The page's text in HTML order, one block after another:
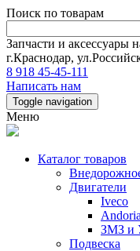
Поиск по товарам
Запчасти и аксессуары
г.Краснодар,
8 918 45-45-111
Написать нам
Toggle navigation
Меню
Каталог товаров
Двигатели
Iveco
Andoria
ЗМЗ и
Подвеска